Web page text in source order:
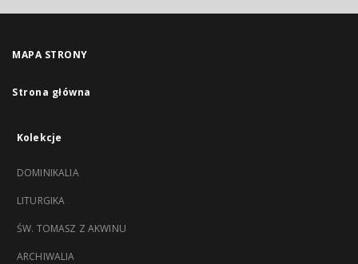
MAPA STRONY
Strona główna
Kolekcje
DOMINIKALIA
LITURGIKA
ŚW. TOMASZ Z AKWINU
ARCHIWALIA